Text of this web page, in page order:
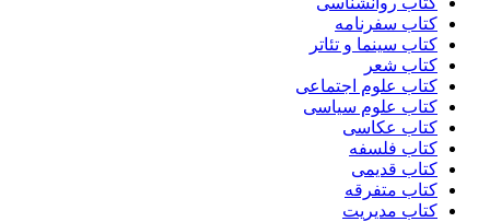
کتاب سفرنامه
کتاب سینما و تئاتر
کتاب شعر
کتاب علوم اجتماعی
کتاب علوم سیاسی
کتاب عکاسی
کتاب فلسفه
کتاب قدیمی
کتاب متفرقه
کتاب مدیریت